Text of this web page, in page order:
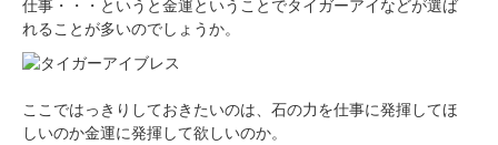
仕事・・・というと金運ということでタイガーアイなどが選ば
れることが多いのでしょうか。
ここではっきりしておきたいのは、石の力を仕事に発揮してほ
しいのか金運に発揮して欲しいのか。